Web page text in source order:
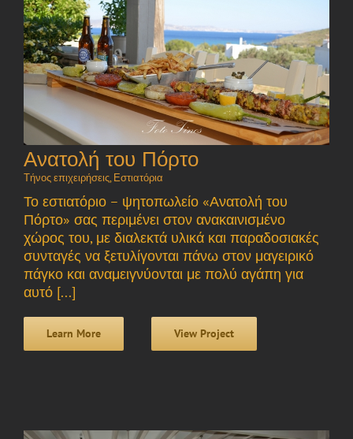
Ανατολή του Πόρτο
Τήνος επιχειρήσεις, Εστιατόρια
Το εστιατόριο – ψητοπωλείο «Ανατολή του
Πόρτο» σας περιμένει στον ανακαινισμένο
χώρος του, με διαλεκτά υλικά και παραδοσιακές
συνταγές να ξετυλίγονται πάνω στον μαγειρικό
πάγκο και αναμειγνύονται με πολύ αγάπη για
αυτό [...]
Learn More View Project